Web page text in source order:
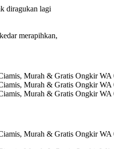
diragukan lagi
merapihkan,